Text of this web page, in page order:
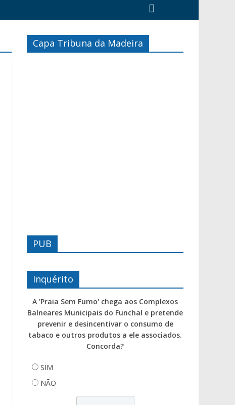
Capa Tribuna da Madeira
PUB
Inquérito
A 'Praia Sem Fumo' chega aos Complexos
Balneares Municipais do Funchal e pretende
prevenir e desincentivar o consumo de
tabaco e outros produtos a ele associados.
Concorda?
SIM
NÃO